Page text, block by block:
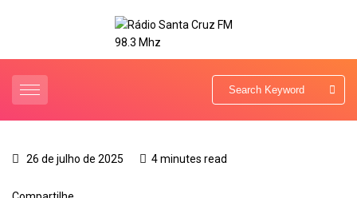
26 de julho de 2025 4 minutes read